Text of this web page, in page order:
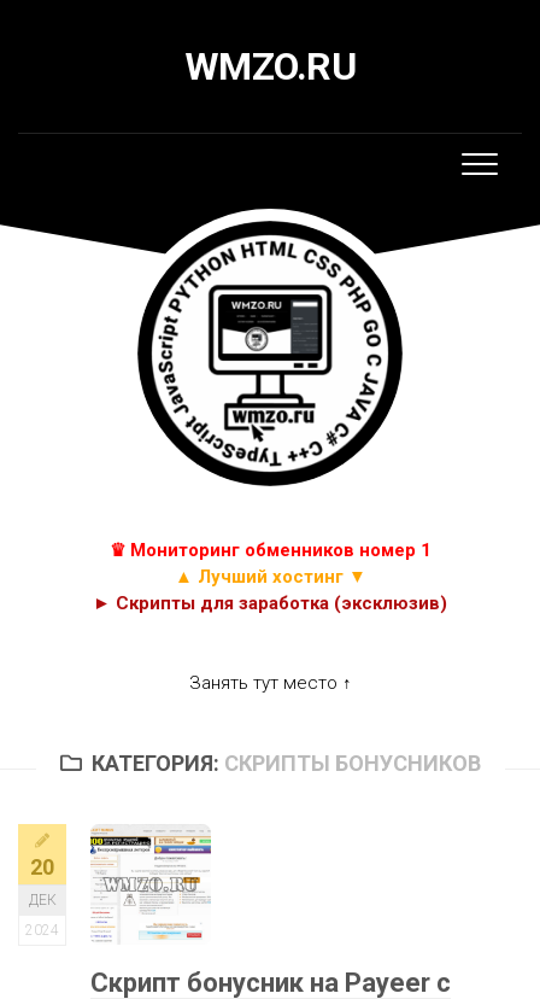
WMZO.RU
♛ Мониторинг обменников номер 1
▲ Лучший хостинг ▼
► Скрипты для заработка (эксклюзив)
Занять тут место ↑
КАТЕГОРИЯ: СКРИПТЫ БОНУСНИКОВ
20
ДЕК
2024
Скрипт бонусник на Payeer с